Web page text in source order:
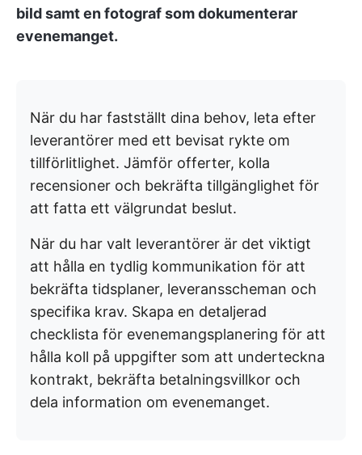
bild samt en fotograf som dokumenterar
evenemanget.
När du har fastställt dina behov, leta efter
leverantörer med ett bevisat rykte om
tillförlitlighet. Jämför offerter, kolla
recensioner och bekräfta tillgänglighet för
att fatta ett välgrundat beslut.
När du har valt leverantörer är det viktigt
att hålla en tydlig kommunikation för att
bekräfta tidsplaner, leveransscheman och
specifika krav. Skapa en detaljerad
checklista för evenemangsplanering för att
hålla koll på uppgifter som att underteckna
kontrakt, bekräfta betalningsvillkor och
dela information om evenemanget.